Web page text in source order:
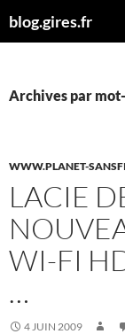
aublog.gires.fr
Archives par
WWW.PLANET-
LACIE
WI-FI
…
4 JUIN 2009